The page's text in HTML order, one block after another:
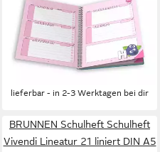
Schulheft Sallys
Hausaufgabenheft, A5
Format, 140 Seiten, Made in
Germany, Der Erlös
Stiftung".
lieferbar - in 2-3 Werktagen bei dir
BRUNNEN Schulheft Schulheft
Vivendi Lineatur 21 liniert DIN A5